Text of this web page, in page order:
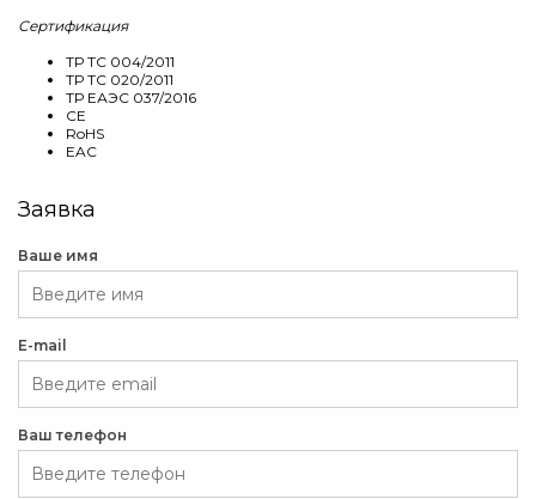
Сертификация
ТР ТС 004/2011
ТР ТС 020/2011
ТР ЕАЭС 037/2016
CE
RoHS
EAC
Заявка
Ваше имя
E-mail
Ваш телефон